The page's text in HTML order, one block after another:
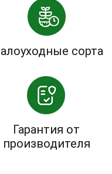
сорта
Гарантия от
производителя